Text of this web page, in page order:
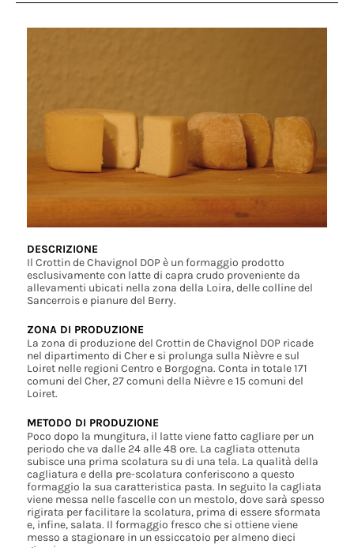
DESCRIZIONE
Il Crottin de Chavignol DOP è un formaggio prodotto
esclusivamente con latte di capra crudo proveniente da
allevamenti ubicati nella zona della Loira, delle colline del
Sancerrois e pianure del Berry.
ZONA DI PRODUZIONE
La zona di produzione del Crottin de Chavignol DOP ricade
nel dipartimento di Cher e si prolunga sulla Nièvre e sul
Loiret nelle regioni Centro e Borgogna. Conta in totale 171
comuni del Cher, 27 comuni della Nièvre e 15 comuni del
Loiret.
METODO DI PRODUZIONE
Poco dopo la mungitura, il latte viene fatto cagliare per un
periodo che va dalle 24 alle 48 ore. La cagliata ottenuta
subisce una prima scolatura su di una tela. La qualità della
cagliatura e della pre-scolatura conferiscono a questo
formaggio la sua caratteristica pasta. In seguito la cagliata
viene messa nelle fascelle con un mestolo, dove sarà spesso
rigirata per facilitare la scolatura, prima di essere sformata
e, infine, salata. Il formaggio fresco che si ottiene viene
messo a stagionare in un essiccatoio per almeno dieci